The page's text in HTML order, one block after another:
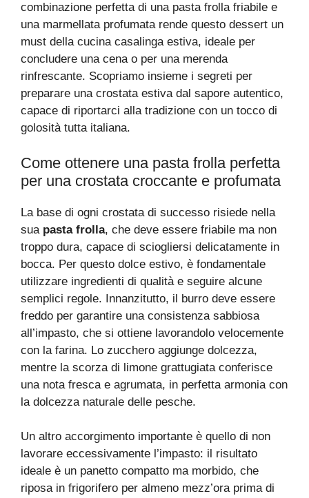
combinazione perfetta di una pasta frolla friabile e
una marmellata profumata rende questo dessert un
must della cucina casalinga estiva, ideale per
concludere una cena o per una merenda
rinfrescante. Scopriamo insieme i segreti per
preparare una crostata estiva dal sapore autentico,
capace di riportarci alla tradizione con un tocco di
golosità tutta italiana.
Come ottenere una pasta frolla perfetta
per una crostata croccante e profumata
La base di ogni crostata di successo risiede nella
sua pasta frolla, che deve essere friabile ma non
troppo dura, capace di sciogliersi delicatamente in
bocca. Per questo dolce estivo, è fondamentale
utilizzare ingredienti di qualità e seguire alcune
semplici regole. Innanzitutto, il burro deve essere
freddo per garantire una consistenza sabbiosa
all’impasto, che si ottiene lavorandolo velocemente
con la farina. Lo zucchero aggiunge dolcezza,
mentre la scorza di limone grattugiata conferisce
una nota fresca e agrumata, in perfetta armonia con
la dolcezza naturale delle pesche.
Un altro accorgimento importante è quello di non
lavorare eccessivamente l’impasto: il risultato
ideale è un panetto compatto ma morbido, che
riposa in frigorifero per almeno mezz’ora prima di